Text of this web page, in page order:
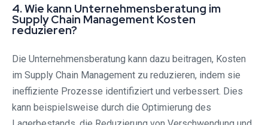
4. Wie kann Unternehmensberatung im
Supply Chain Management Kosten
reduzieren?
Die Unternehmensberatung kann dazu beitragen, Kosten
im Supply Chain Management zu reduzieren, indem sie
ineffiziente Prozesse identifiziert und verbessert. Dies
kann beispielsweise durch die Optimierung des